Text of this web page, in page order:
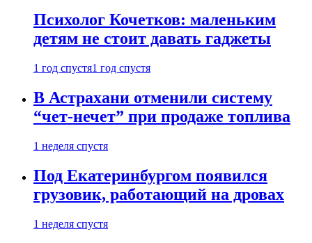
Психолог Кочетков: маленьким
детям не стоит давать гаджеты
1 год спустя1 год спустя
В Астрахани отменили систему
“чет-нечет” при продаже топлива
1 неделя спустя
Под Екатеринбургом появился
грузовик, работающий на дровах
1 неделя спустя